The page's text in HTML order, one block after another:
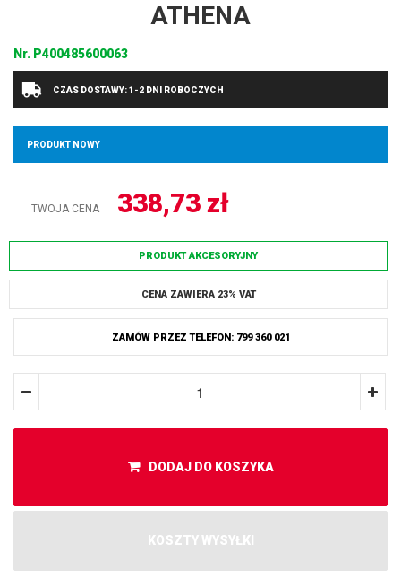
ATHENA
Nr. P400485600063
CZAS DOSTAWY: 1-2 DNI ROBOCZYCH
PRODUKT NOWY
TWOJA CENA 338,73 zł
PRODUKT AKCESORYJNY
CENA ZAWIERA 23% VAT
ZAMÓW PRZEZ TELEFON: 799 360 021
DODAJ DO KOSZYKA
KOSZTY WYSYŁKI